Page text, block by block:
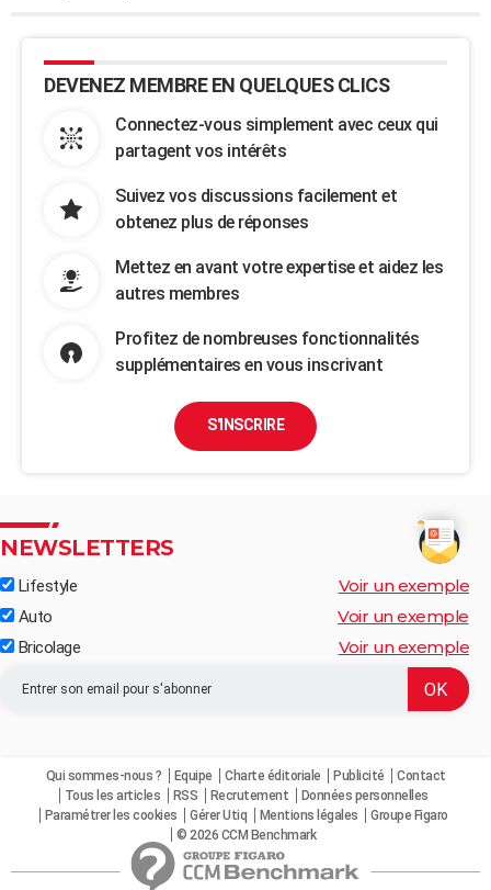
DEVENEZ MEMBRE EN QUELQUES CLICS
Connectez-vous simplement avec ceux qui
partagent vos intérêts
Suivez vos discussions facilement et
obtenez plus de réponses
Mettez en avant votre expertise et aidez les
autres membres
Profitez de nombreuses fonctionnalités
supplémentaires en vous inscrivant
S'INSCRIRE
NEWSLETTERS
Lifestyle Voir un exemple
Auto Voir un exemple
Bricolage Voir un exemple
Qui sommes-nous ? Equipe Charte éditoriale Publicité
Contact
Tous les articles
RSS Recrutement
Données personnelles
Paramétrer les cookies
Gérer Utiq Mentions légales
Groupe Figaro
© 2026 CCM Benchmark